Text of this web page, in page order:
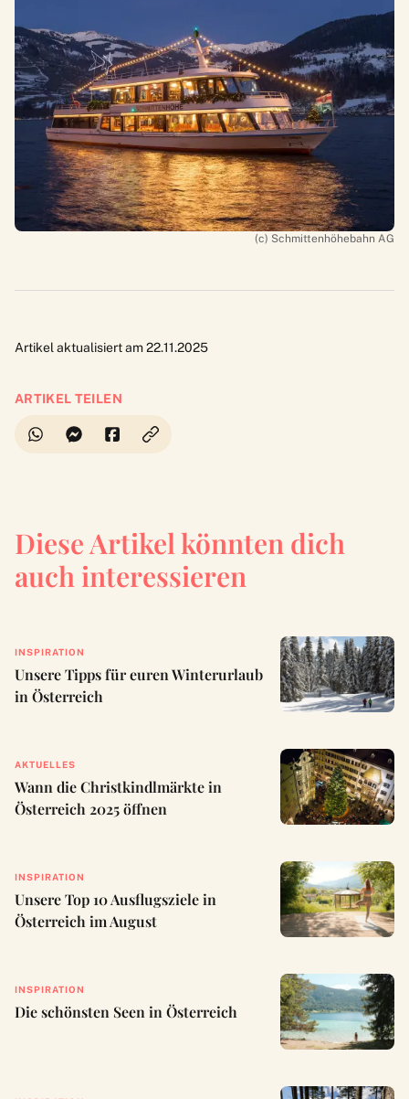
(c) Schmittenhöhebahn AG
Artikel aktualisiert am 22.11.2025
ARTIKEL TEILEN
Diese Artikel könnten dich
auch interessieren
INSPIRATION
Unsere Tipps für euren Winterurlaub
in Österreich
AKTUELLES
Wann die Christkindlmärkte in
Österreich 2025 öffnen
INSPIRATION
Unsere Top 10 Ausflugsziele in
Österreich im August
INSPIRATION
Die schönsten Seen in Österreich